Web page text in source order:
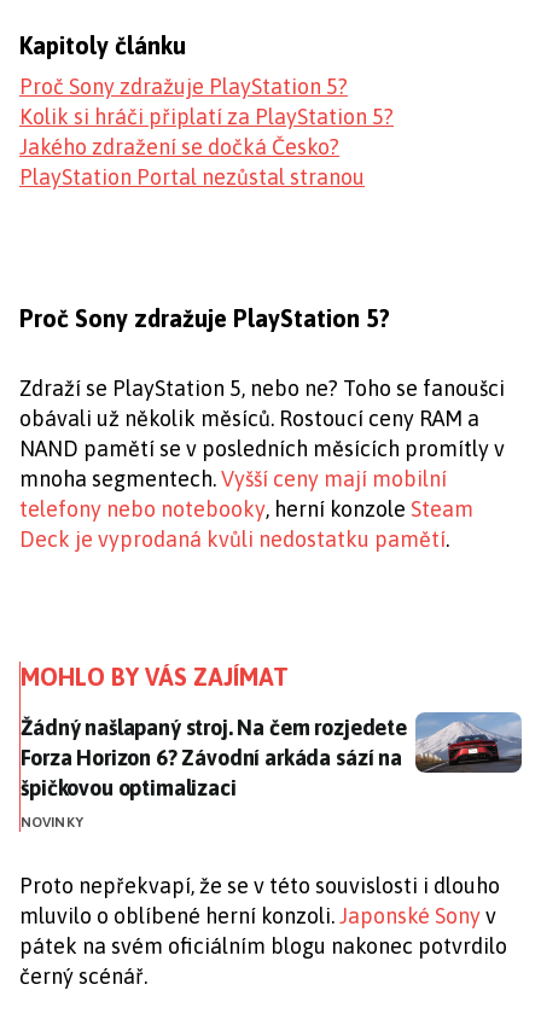
Kapitoly článku
Proč Sony zdražuje PlayStation 5?
Kolik si hráči připlatí za PlayStation 5?
Jakého zdražení se dočká Česko?
PlayStation Portal nezůstal stranou
Proč Sony zdražuje PlayStation 5?
Zdraží se PlayStation 5, nebo ne? Toho se fanoušci
obávali už několik měsíců. Rostoucí ceny RAM a
NAND pamětí se v posledních měsících promítly v
mnoha segmentech.Vyšší ceny mají mobilní
telefony nebo notebooky, herní konzole Steam
Deck je vyprodaná kvůli nedostatku pamětí.
MOHLO BY VÁS ZAJÍMAT
Žádný našlapaný stroj. Na čem rozjedete Forza
Žádný našlapaný stroj. Na čem rozjedete
Forza Horizon 6? Závodní arkáda sází na
špičkovou optimalizaci
NOVINKY
Proto nepřekvapí, že se v této souvislosti i dlouho
mluvilo o oblíbené herní konzoli.Japonské Sonyv
pátek na svém oficiálním blogu nakonec potvrdilo
černý scénář.